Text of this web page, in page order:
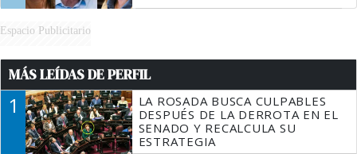
Espacio Publicitario
MÁS LEÍDAS DE PERFIL
1
LA ROSADA BUSCA CULPABLES
DESPUÉS DE LA DERROTA EN EL
SENADO Y RECALCULA SU
ESTRATEGIA